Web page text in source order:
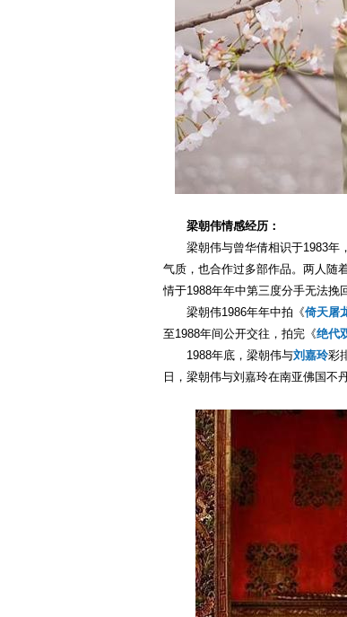
梁朝伟情感经历：
梁朝伟与曾华倩相识于1983年
气质，也合作过多部作品。两人随
情于1988年年中第三度分手无法挽
梁朝伟1986年年中拍《倚天屠
至1988年间公开交往，拍完《绝代
1988年底，梁朝伟与刘嘉玲彩
日，梁朝伟与刘嘉玲在南亚佛国不